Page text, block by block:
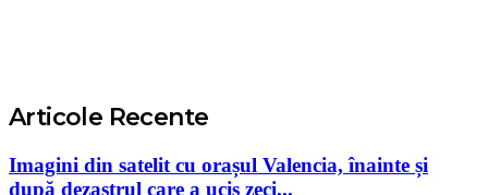
Articole Recente
Imagini din satelit cu orașul Valencia, înainte și
după dezastrul care a ucis zeci...